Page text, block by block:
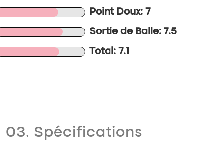
Point Doux: 7
Sortie de Balle: 7.5
Total: 7.1
03. Spécifications